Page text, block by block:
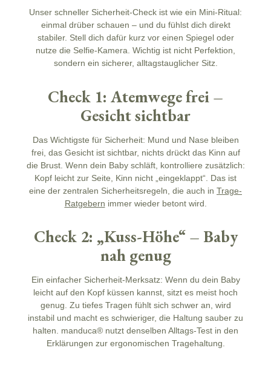
Unser schneller Sicherheit-Check ist wie ein Mini-Ritual:
einmal drüber schauen – und du fühlst dich direkt
stabiler. Stell dich dafür kurz vor einen Spiegel oder
nutze die Selfie-Kamera. Wichtig ist nicht Perfektion,
sondern ein sicherer, alltagstauglicher Sitz.
Check 1: Atemwege frei –
Gesicht sichtbar
Das Wichtigste für Sicherheit: Mund und Nase bleiben
frei, das Gesicht ist sichtbar, nichts drückt das Kinn auf
die Brust. Wenn dein Baby schläft, kontrolliere zusätzlich:
Kopf leicht zur Seite, Kinn nicht „eingeklappt“. Das ist
eine der zentralen Sicherheitsregeln, die auch in Trage-
Ratgebern immer wieder betont wird.
Check 2: „Kuss-Höhe“ – Baby
nah genug
Ein einfacher Sicherheit-Merksatz: Wenn du dein Baby
leicht auf den Kopf küssen kannst, sitzt es meist hoch
genug. Zu tiefes Tragen fühlt sich schwer an, wird
instabil und macht es schwieriger, die Haltung sauber zu
halten. manduca® nutzt denselben Alltags-Test in den
Erklärungen zur ergonomischen Tragehaltung.